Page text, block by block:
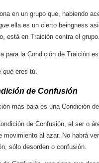
en un grupo que, habiendo
ella es un cierto beingness
está en Traición contra el grupo.
para la Condición de Traición
qué eres tú.
de Confusión
más baja es una Condición
de Confusión, el ser o
movimiento al azar. No habrá
sólo desorden o confusión.